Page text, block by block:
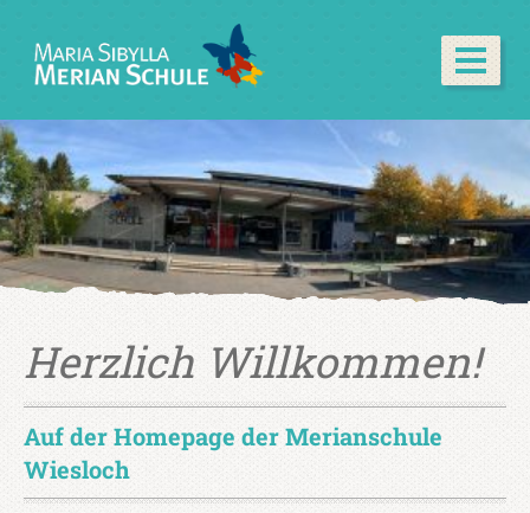
Herzlich Willkommen!
Auf der Homepage der Merianschule
Wiesloch